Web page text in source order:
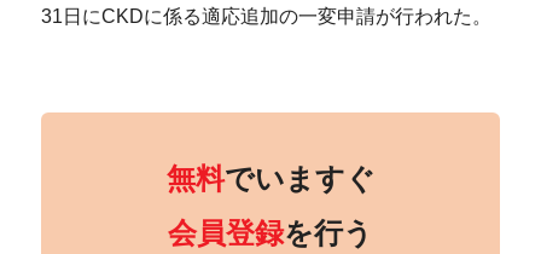
31日にCKDに係る適応追加の一変申請が行われた。
無料でいますぐ
会員登録を行う